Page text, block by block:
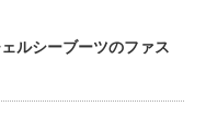
ルシーブーツのファス